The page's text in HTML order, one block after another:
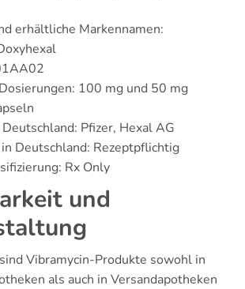
erhältliche Markennamen:
100 mg und 50 mg
Pfizer, Hexal AG
Deutschland: Rezeptpflichtig
Rx Only
und
Vibramycin-Produkte sowohl in
als auch in Versandapotheken